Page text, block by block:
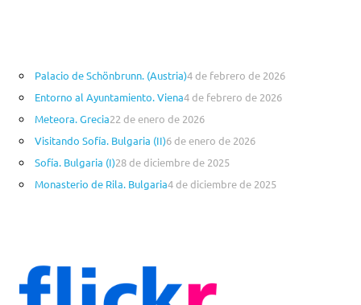
r
í
a
s
Palacio de Schönbrunn. (Austria)4 de febrero de 2026
Entorno al Ayuntamiento. Viena4 de febrero de 2026
Meteora. Grecia22 de enero de 2026
Visitando Sofía. Bulgaria (II)6 de enero de 2026
Sofía. Bulgaria (I)28 de diciembre de 2025
Monasterio de Rila. Bulgaria4 de diciembre de 2025